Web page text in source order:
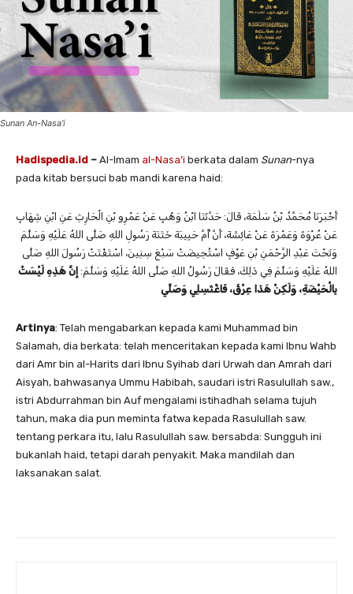
Sunan An-Nasa'i
Hadispedia.id – Al-Imam al-Nasa’i berkata dalam Sunan-nya
pada kitab bersuci bab mandi karena haid:
أَخْبَرَنَا ‌مُحَمَّدُ بْنُ سَلَمَةَ، قَالَ: حَدَّثَنَا ‌ابْنُ وَهْبٍ عَنْ ‌عَمْرِو بْنِ الْحَارِثِ عَنِ ‌ابْنِ شِهَابٍ
عَنْ ‌عُرْوَةَ ‌وَعَمْرَةَ عَنْ ‌عَائِشَةَ، أَنَّ أُمَّ حَبِيبَةَ خَتَنَةَ رَسُولِ اللهِ صَلَّى اللهُ عَلَيْهِ وَسَلَّمَ
وَتَحْتَ عَبْدِ الرَّحْمَنِ بْنِ عَوْفٍ اسْتُحِيضَتْ سَبْعَ سِنِينَ، اسْتَفْتَتْ رَسُولَ اللهِ صَلَّى
اللهُ عَلَيْهِ وَسَلَّمَ فِي ذَلِكَ، فَقَالَ رَسُولُ اللهِ صَلَّى اللهُ عَلَيْهِ وَسَلَّمَ: إِنَّ هَذِهِ لَيْسَتْ
بِالْحَيْضَةِ، وَلَكِنْ هَذَا عِرْقٌ، فَاغْتَسِلِي وَصَلِّي
Artinya: Telah mengabarkan kepada kami Muhammad bin
Salamah, dia berkata: telah menceritakan kepada kami Ibnu Wahb
dari Amr bin al-Harits dari Ibnu Syihab dari Urwah dan Amrah dari
Aisyah, bahwasanya Ummu Habibah, saudari istri Rasulullah saw.,
istri Abdurrahman bin Auf mengalami istihadhah selama tujuh
tahun, maka dia pun meminta fatwa kepada Rasulullah saw.
tentang perkara itu, lalu Rasulullah saw. bersabda: Sungguh ini
bukanlah haid, tetapi darah penyakit. Maka mandilah dan
laksanakan salat.